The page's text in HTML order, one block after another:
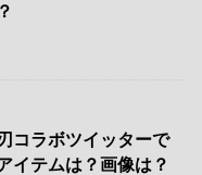
コラボツイッターで
テムは？画像は？